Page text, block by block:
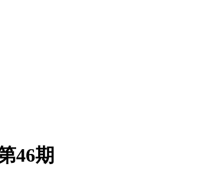
46期